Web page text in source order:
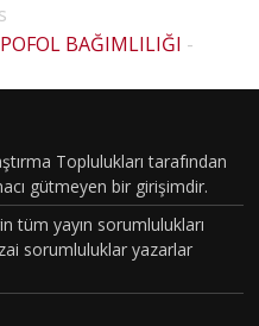
BAĞIMLILIĞI -
Toplulukları tarafından
gütmeyen bir girişimdir.
tüm yayın sorumlulukları
sorumluluklar yazarlar
HOUSE
MD
BÖLÜM
VAKASI
GERÇEK
OLDU :
TÜRKİY